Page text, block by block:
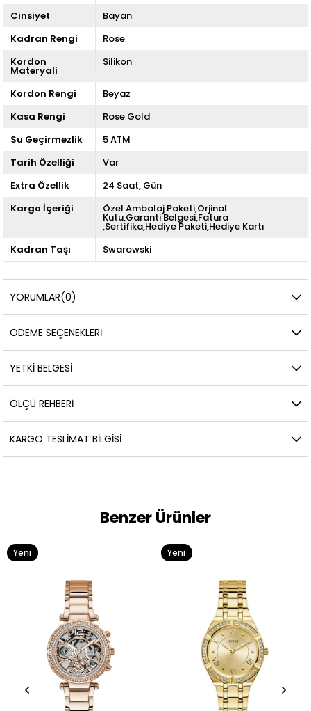
Cinsiyet
Bayan
Kadran Rengi
Rose
Kordon
Materyali
Silikon
Kordon Rengi
Beyaz
Kasa Rengi
Rose Gold
Su Geçirmezlik
5 ATM
Tarih Özelliği
Var
Extra Özellik
24 Saat Gün
Kargo İçeriği
Özel Ambalaj Paketi,Orjinal
Kutu,Garanti Belgesi,Fatura
,Sertifika,Hediye Paketi,Hediye Kartı
Kadran Taşı
Swarowski
YORUMLAR(0)
ÖDEME SEÇENEKLERI
YETKİ BELGESİ
ÖLÇÜ REHBERI
KARGO TESLIMAT BILGISI
Benzer Ürünler